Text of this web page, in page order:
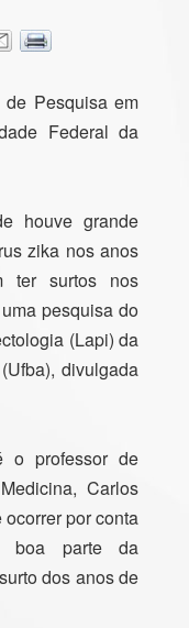
Pesquisa em
Federal da
houve grande
zika nos anos
ter surtos nos
pesquisa do
(Lapi) da
divulgada
o professor de
Carlos
por conta
boa parte da
dos anos de